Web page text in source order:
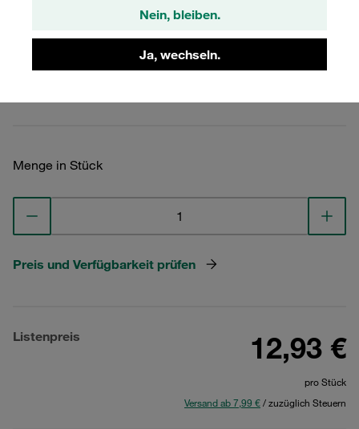
Nein, bleiben.
Ja, wechseln.
SP-112a-PP-DP-AS-M-W5
STAUFF Materialnr. 1110000891
Menge in Stück
Preis und Verfügbarkeit prüfen
Listenpreis 12,93 €
pro Stück
Versand ab 7,99 €/ zuzüglich Steuern